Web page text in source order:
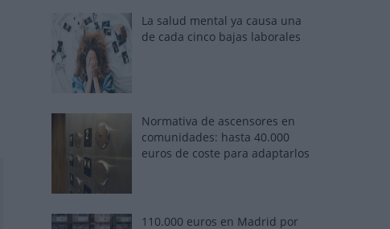
La salud mental ya causa una
de cada cinco bajas laborales
Normativa de ascensores en
comunidades: hasta 40.000
euros de coste para adaptarlos
110.000 euros en Madrid por